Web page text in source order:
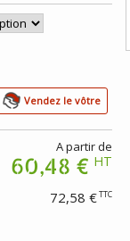
Vendez le vôtre
A partir de
60,48 € HT
72,58 €TTC